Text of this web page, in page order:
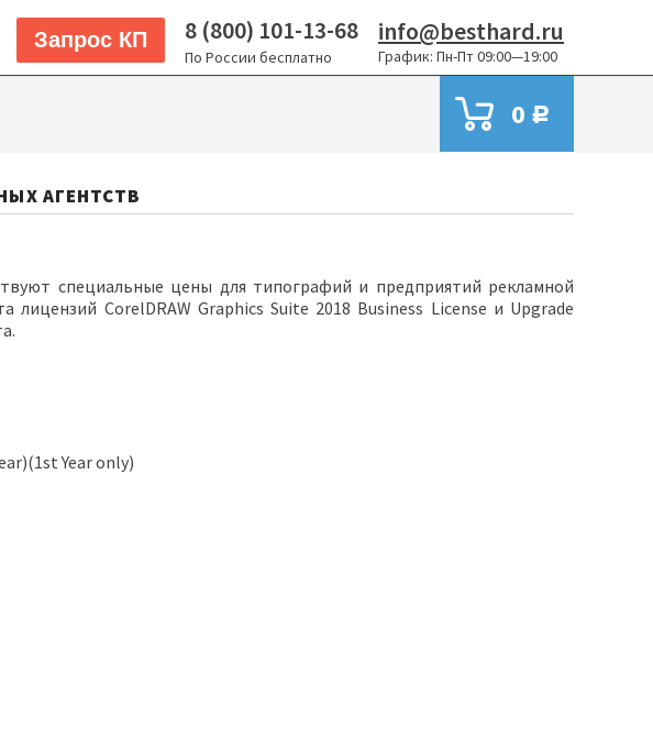
Запрос КП 8 (800) 101-13-68
По России бесплатно
info@besthard.ru
График: Пн-Пт 09:00—19:00
0 Р
АГЕНТСТВ
специальные цены для типографий и предприятий рекламной
CorelDRAW Graphics Suite 2018 Business License и Upgrade
Year only)